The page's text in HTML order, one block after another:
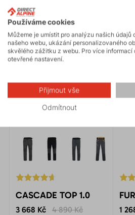
CASCADE TOP 1.0
3 668 Kč 4 890 Kč 1
Používáme cookies
Můžeme je umístit pro analýzu našich
našeho webu, ukázání personalizovaného
skvělého zážitku z webu. Pro více informací
otevřené nastavení.
Přijmout vše
Odmítnout